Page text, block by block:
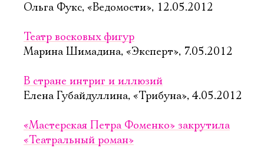
Ольга Фукс, «Ведомости», 12.05.2012
Театр восковых фигур
Марина Шимадина, «Эксперт», 7.05.2012
В стране интриг и иллюзий
Елена Губайдуллина, «Трибуна», 4.05.2012
«Мастерская Петра Фоменко» закрутила
«Театральный роман»